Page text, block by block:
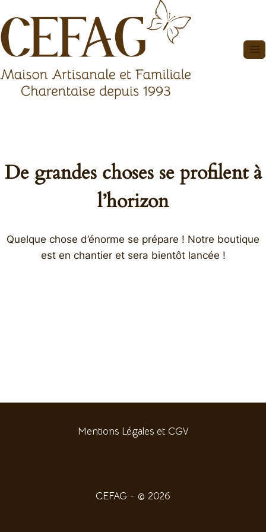
au
contenu
De grandes choses se profilent à
l’horizon
Quelque chose d’énorme se prépare ! Notre boutique
est en chantier et sera bientôt lancée !
Mentions Légales et CGV
CEFAG - © 2026